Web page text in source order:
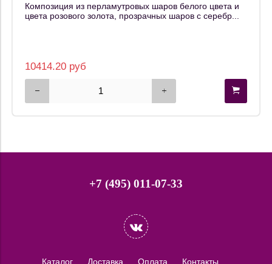
Композиция из перламутровых шаров белого цвета и
цвета розового золота, прозрачных шаров с серебр...
10414.20 руб
+7 (495) 011-07-33
Каталог Доставка Оплата Контакты